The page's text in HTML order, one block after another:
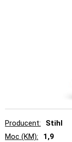
Producent
Stihl
Moc (KM)
1,9